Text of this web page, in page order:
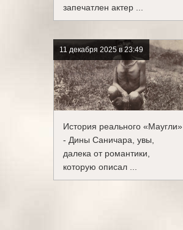
запечатлен актер ...
11 декабря 2025 в 23:49
История реального «Маугли»
- Дины Саничара, увы,
далека от романтики,
которую описал ...